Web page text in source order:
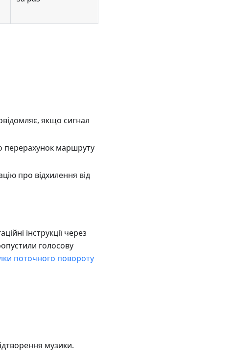
якщо сигнал
перерахунок маршруту
про відхилення від
інструкції через
голосову
поточного повороту
музики.